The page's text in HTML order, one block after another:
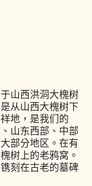
山西洪洞大槐树
从山西大槐树下
地，是我们的
山东西部、中部
部分地区。在有
树上的老鸦窝。
刻在古老的墓碑